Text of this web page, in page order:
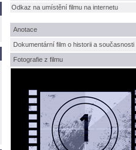
Odkaz na umístění filmu na internetu
Anotace
Dokumentární film o historii a
Fotografie z filmu